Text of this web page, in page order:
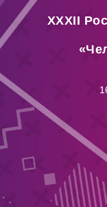
ХХХII